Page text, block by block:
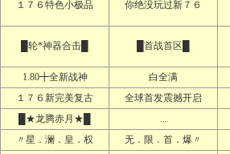
１７６特色小极品 你绝没玩过新７６
█轮*神器合击█ █首战首区█
1.80╋全新战神 白全满
１７６新完美复古
全球首发震撼开启
█★龙腾赤月★█
...
〃星．澜．皇．权
无．限．首．爆〃